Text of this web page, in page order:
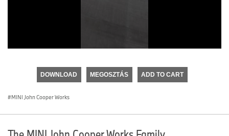
seconds
DOWNLOAD MEGOSZTÁS ADD TO CART
MINI John Cooper Works